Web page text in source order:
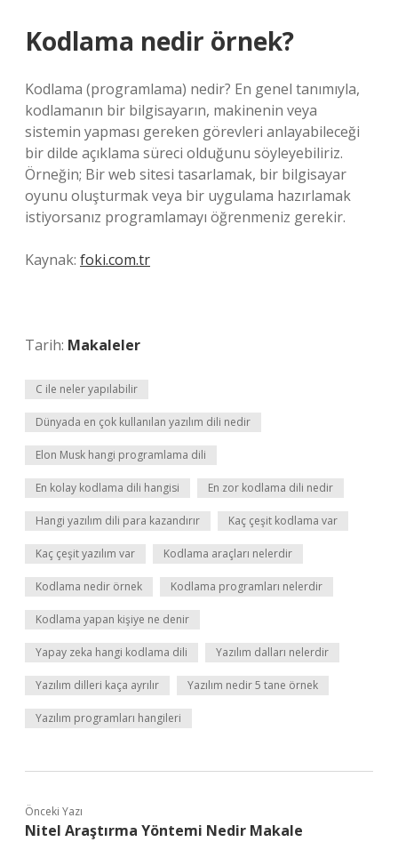
Kodlama nedir örnek?
Kodlama (programlama) nedir? En genel tanımıyla,
kodlamanın bir bilgisayarın, makinenin veya
sistemin yapması gereken görevleri anlayabileceği
bir dilde açıklama süreci olduğunu söyleyebiliriz.
Örneğin; Bir web sitesi tasarlamak, bir bilgisayar
oyunu oluşturmak veya bir uygulama hazırlamak
istiyorsanız programlamayı öğrenmeniz gerekir.
Kaynak: foki.com.tr
Tarih: Makaleler
C ile neler yapılabilir
Dünyada en çok kullanılan yazılım dili nedir
Elon Musk hangi programlama dili
En kolay kodlama dili hangisi En zor kodlama dili nedir
Hangi yazılım dili para kazandırır Kaç çeşit kodlama var
Kaç çeşit yazılım var Kodlama araçları nelerdir
Kodlama nedir örnek Kodlama programları nelerdir
Kodlama yapan kişiye ne denir
Yapay zeka hangi kodlama dili Yazılım dalları nelerdir
Yazılım dilleri kaça ayrılır Yazılım nedir 5 tane örnek
Yazılım programları hangileri
Önceki Yazı
Nitel Araştırma Yöntemi Nedir Makale